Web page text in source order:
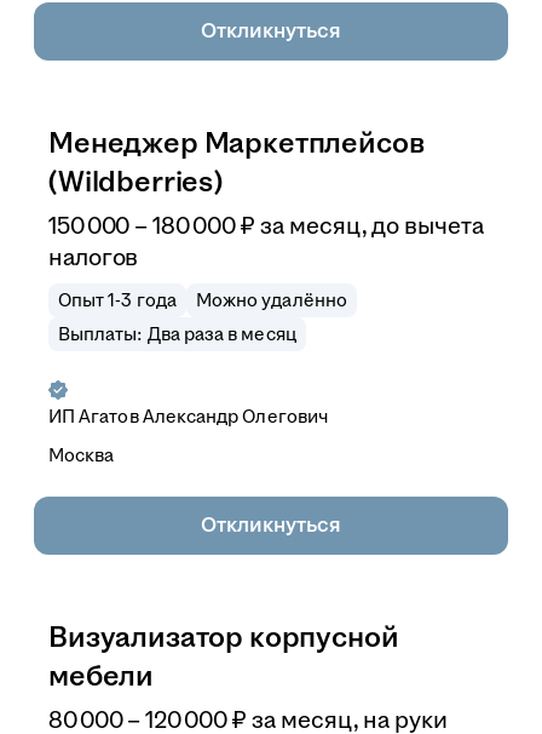
Откликнуться
Менеджер Маркетплейсов
(Wildberries)
150 000 –180 000₽ за месяц,до вычета
налогов
Опыт 1-3 года
Можно удалённо
Выплаты: Два раза в месяц
ИПАгатов Александр Олегович
Москва
Откликнуться
Визуализатор корпусной
мебели
80 000–120 000₽ за месяц, на руки